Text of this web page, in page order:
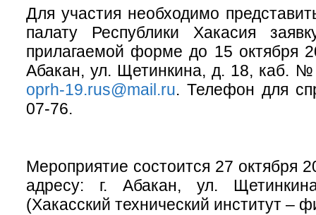
Для участия необходимо
палату Республики Хакасия
прилагаемой форме до 15 октября
Абакан, ул. Щетинкина, д. 18, каб.
oprh-19.rus@mail.ru. Телефон для
07-76.
Мероприятие состоится 27 октября
адресу: г. Абакан, ул.
(Хакасский технический институт –